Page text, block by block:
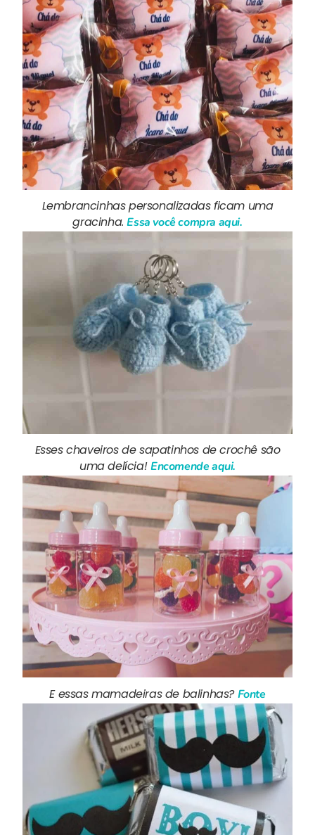
Lembrancinhas personalizadas ficam uma
gracinha.Essa você compra aqui.
Esses chaveiros de sapatinhos de crochê são
uma delícia!Encomende aqui.
E essas mamadeiras de balinhas?Fonte